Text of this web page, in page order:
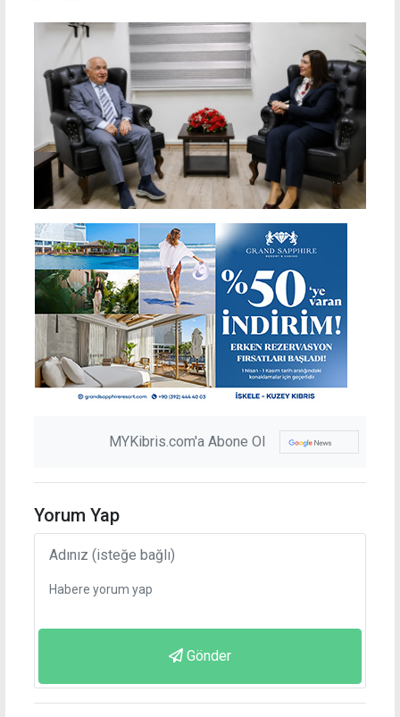
MYKibris.com'a Abone Ol
Yorum Yap
Gönder